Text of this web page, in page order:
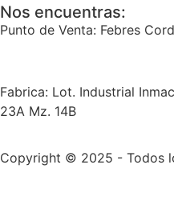
Nos encuentras:
Punto de Venta: Febres
Fabrica: Lot. Industrial
23A Mz. 14B
Copyright © 2025 - Todos